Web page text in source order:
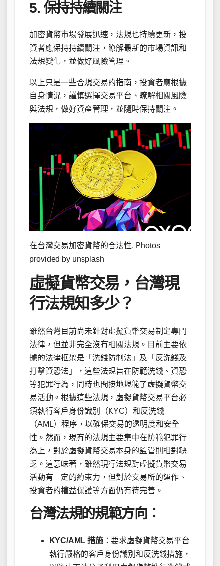
5. 保持持續關注
加密貨幣市場發展迅速，法規也持續更新，投
資者應保持持續關注，瞭解最新的市場資訊和
法規變化，並做好風險管理。
以上只是一些合規交易的指南，投資者應根據
自身情況，謹慎選擇交易平台、瞭解相關風險
與法規，做好資產管理，並隨時保持關注。
在台灣交易加密貨幣的合法性. Photos
provided by unsplash
虛擬貨幣交易，台灣現
行法規知多少？
雖然台灣目前尚未針對虛擬貨幣交易制定專門
法律，但並非完全沒有相關法規。目前主要依
據的法律框架是「洗錢防制法」及「反洗錢及
打擊資恐法」，這些法規旨在防範洗錢、資恐
等犯罪行為，同時也間接地規範了虛擬貨幣交
易活動。根據這些法規，虛擬貨幣交易平台必
須執行客戶身份識別（KYC）和反洗錢
（AML）程序，以確保交易的透明度和安全
性。然而，現有的法規主要集中在防範犯罪行
為上，對於虛擬貨幣交易本身的監管則相對缺
乏。這意味著，雖然現行法規對虛擬貨幣交易
活動有一定的約束力，但對於交易所的運作、
投資者的權益保護等方面仍有待完善。
台灣法規的規範方向：
KYC/AML 措施 ：要求虛擬貨幣交易平台
執行嚴格的客戶身份識別和反洗錢措施，